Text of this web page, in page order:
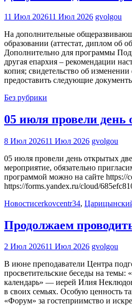
11 Июл 202611 Июл 2026 gvolgou
На дополнительные
образовании (аттестат, диплом об
Дополнительно для программы
другая епархия – рекомендации
копия; свидетельство об
предоставить следующие
Без рубрики
05 июля провели
8 Июл 202611 Июл 2026 gvolgou
05 июля провели день открытых
мероприятие, обязательно
программой можно на сайте https://
https://forms.yandex.ru/cloud/
Новостиcerkovcentr34,
Продолжаем
2 Июл 202611 Июл 2026 gvolgou
В июне преподаватели Центра
просветительские беседы на
календарь» — иерей Илия
в своих семьях. Особую ценность
«Форум» за гостеприимство и